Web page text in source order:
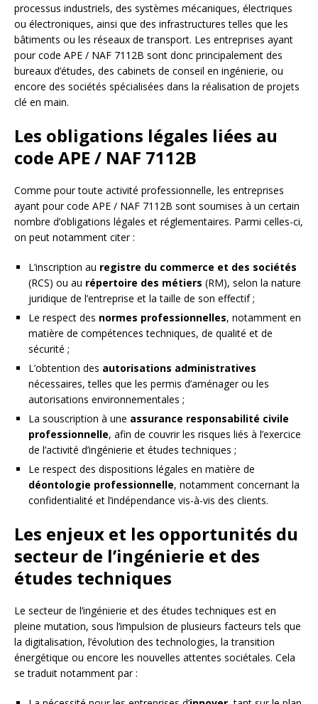
processus industriels, des systèmes mécaniques, électriques
ou électroniques, ainsi que des infrastructures telles que les
bâtiments ou les réseaux de transport. Les entreprises ayant
pour code APE / NAF 7112B sont donc principalement des
bureaux d’études, des cabinets de conseil en ingénierie, ou
encore des sociétés spécialisées dans la réalisation de projets
clé en main.
Les obligations légales liées au
code APE / NAF 7112B
Comme pour toute activité professionnelle, les entreprises
ayant pour code APE / NAF 7112B sont soumises à un certain
nombre d’obligations légales et réglementaires. Parmi celles-ci,
on peut notamment citer :
L’inscription au registre du commerce et des sociétés
(RCS) ou au répertoire des métiers (RM), selon la nature
juridique de l’entreprise et la taille de son effectif ;
Le respect des normes professionnelles, notamment en
matière de compétences techniques, de qualité et de
sécurité ;
L’obtention des autorisations administratives
nécessaires, telles que les permis d’aménager ou les
autorisations environnementales ;
La souscription à une assurance responsabilité civile
professionnelle, afin de couvrir les risques liés à l’exercice
de l’activité d’ingénierie et études techniques ;
Le respect des dispositions légales en matière de
déontologie professionnelle, notamment concernant la
confidentialité et l’indépendance vis-à-vis des clients.
Les enjeux et les opportunités du
secteur de l’ingénierie et des
études techniques
Le secteur de l’ingénierie et des études techniques est en
pleine mutation, sous l’impulsion de plusieurs facteurs tels que
la digitalisation, l’évolution des technologies, la transition
énergétique ou encore les nouvelles attentes sociétales. Cela
se traduit notamment par :